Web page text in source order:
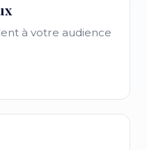
à votre audience